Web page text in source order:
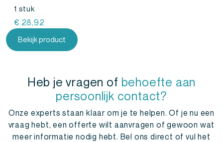
1 stuk
€ 28,92
Bekijk product
Heb je vragen of behoefte aan
persoonlijk contact?
Onze experts staan klaar om je te helpen. Of je nu een
vraag hebt, een offerte wilt aanvragen of gewoon wat
meer informatie nodig hebt. Bel ons direct of vul het